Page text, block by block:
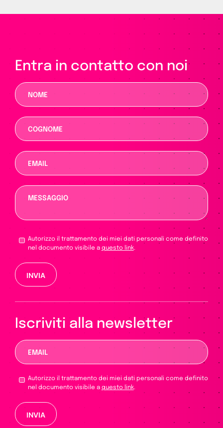
Entra in contatto con noi
Autorizzo il trattamento dei miei dati personali come definito
nel documento visibile a questo link.
Si prega di lasciare vuoto questo campo.
Iscriviti alla newsletter
Autorizzo il trattamento dei miei dati personali come definito
nel documento visibile a questo link.
Si prega di lasciare vuoto questo campo.